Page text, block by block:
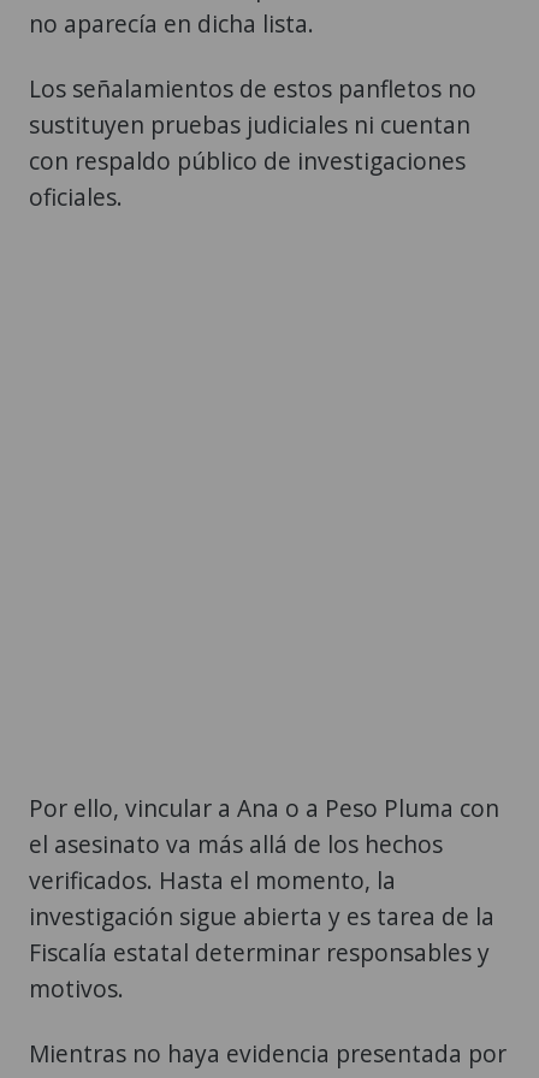
no aparecía en dicha lista.
Los señalamientos de estos panfletos no
sustituyen pruebas judiciales ni cuentan
con respaldo público de investigaciones
oficiales.
Por ello, vincular a Ana o a Peso Pluma con
el asesinato va más allá de los hechos
verificados. Hasta el momento, la
investigación sigue abierta y es tarea de la
Fiscalía estatal determinar responsables y
motivos.
Mientras no haya evidencia presentada por